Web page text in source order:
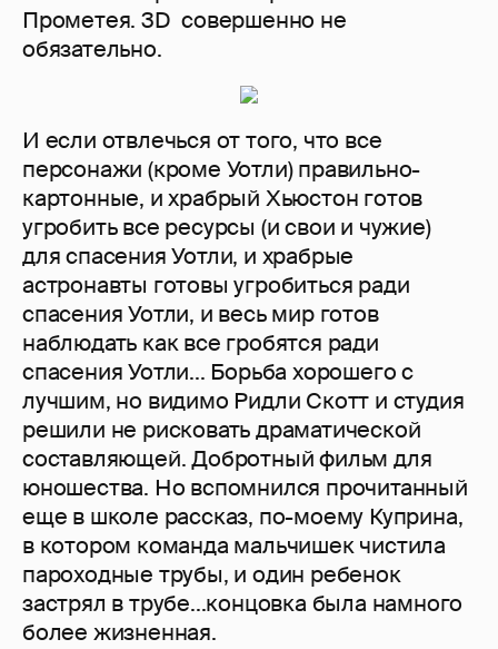
Прометея. 3D совершенно не
обязательно.
И если отвлечься от того, что все
персонажи (кроме Уотли) правильно-
картонные, и храбрый Хьюстон готов
угробить все ресурсы (и свои и чужие)
для спасения Уотли, и храбрые
астронавты готовы угробиться ради
спасения Уотли, и весь мир готов
наблюдать как все гробятся ради
спасения Уотли... Борьба хорошего с
лучшим, но видимо Ридли Скотт и студия
решили не рисковать драматической
составляющей. Добротный фильм для
юношества. Но вспомнился прочитанный
еще в школе рассказ, по-моему Куприна,
в котором команда мальчишек чистила
пароходные трубы, и один ребенок
застрял в трубе...концовка была намного
более жизненная.